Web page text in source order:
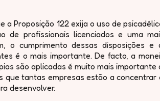
a Proposição 122 exija o uso de
de profissionais licenciados e uma
o cumprimento dessas disposições e
é o mais importante. De facto, a
são aplicadas é muito mais importante
que tantas empresas estão a concentrar
desenvolver.